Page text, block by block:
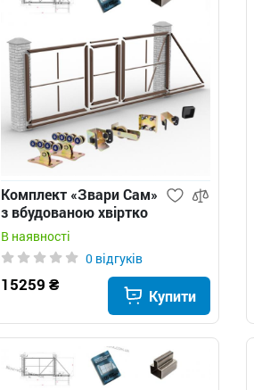
Комплект «Звари Сам»
з вбудованою хвіртко
для відкатних воріт з
Т-профілю, на проєм 3
м
В наявності
0 відгуків
15259 ₴
Купити